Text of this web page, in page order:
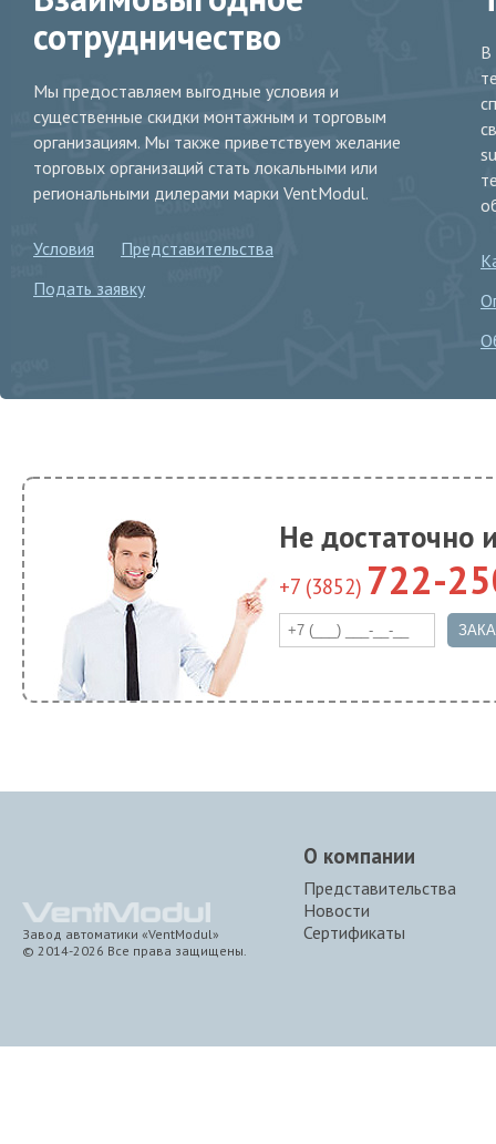
сотрудничество
Мы предоставляем выгодные условия и
существенные скидки монтажным и торговым
организациям. Мы также приветствуем желание
торговых организаций стать локальными или
региональными дилерами марки VentModul.
Условия
Представительства
Подать заявку
В
Не достаточно
+7 (3852) 722-
Завод автоматики «VentModul»
© 2014-2026 Все права защищены.
О компании
Представительства
Новости
Сертификаты